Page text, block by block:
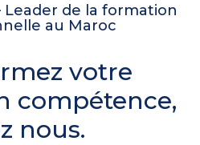
de la formation
au Maroc
votre
compétence,
nous.